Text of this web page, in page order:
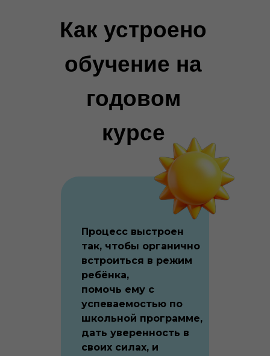
Процесс выстроен
так, чтобы органично
встроиться в режим
ребёнка,
помочь ему с
успеваемостью по
школьной программе,
дать уверенность в
своих силах, и
Как устроено
обучение на
годовом
курсе
Из чего
состоит курс
Занятия проходят один-два
раза в неделю в небольших
группах до 10 человек